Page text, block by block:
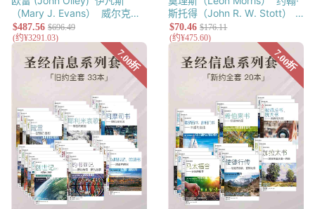
（Mary J. Evans）
威尔克
（Michael Wilcock）
（David Prior）
（John R. W. Stott） 保罗·巴
尼特（Paul Barnett）
莫德
（Alec Motyer） 华勒斯
蒙（Raymond Brown）
柯德
纳（Derek Kidner） 费尔
（Bob Fyall） 弗斯（David
G. Firth） 莱特（Christopher
J. H. Wright）
亚金森
（David Atkinson）
包德雯
（Joyce G. Baldwin） 韦伯
（Barry Webb） 米尔恩
（Bruce Milne） 罗丝玛莉‧尼
斯托得（John R. W. Stott）
顾韦恩（Wayne Grudem）
鲁斯（Colin G. Kruse）
马歇尔
（I. Howard Marshall） 赖特
（N. T. Wright）
富克斯
（Alan Cole） 古特立
（Donald Guthrie）
穆尔
（Douglas J. Moo） 法兰士
（R. T. France） 马挺
（Ralph P. Martin） 史尔曼
（Martin Selman） 魏茲曼
（D. J. Wiseman） 柯德纳
（Derek Kidner） 包德雯
（Joyce G. Baldwin）